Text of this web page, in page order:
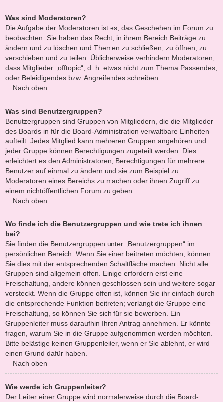
Was sind Moderatoren?
Die Aufgabe der Moderatoren ist es, das Geschehen im Forum zu
beobachten. Sie haben das Recht, in ihrem Bereich Beiträge zu
ändern und zu löschen und Themen zu schließen, zu öffnen, zu
verschieben und zu teilen. Üblicherweise verhindern Moderatoren,
dass Mitglieder „offtopic“, d. h. etwas nicht zum Thema Passendes,
oder Beleidigendes bzw. Angreifendes schreiben.
Nach oben
Was sind Benutzergruppen?
Benutzergruppen sind Gruppen von Mitgliedern, die die Mitglieder
des Boards in für die Board-Administration verwaltbare Einheiten
aufteilt. Jedes Mitglied kann mehreren Gruppen angehören und
jeder Gruppe können Berechtigungen zugeteilt werden. Dies
erleichtert es den Administratoren, Berechtigungen für mehrere
Benutzer auf einmal zu ändern und sie zum Beispiel zu
Moderatoren eines Bereichs zu machen oder ihnen Zugriff zu
einem nichtöffentlichen Forum zu geben.
Nach oben
Wo finde ich die Benutzergruppen und wie trete ich ihnen
bei?
Sie finden die Benutzergruppen unter „Benutzergruppen“ im
persönlichen Bereich. Wenn Sie einer beitreten möchten, können
Sie dies mit der entsprechenden Schaltfläche machen. Nicht alle
Gruppen sind allgemein offen. Einige erfordern erst eine
Freischaltung, andere können geschlossen sein und weitere sogar
versteckt. Wenn die Gruppe offen ist, können Sie ihr einfach durch
die entsprechende Funktion beitreten; verlangt die Gruppe eine
Freischaltung, so können Sie sich für sie bewerben. Ein
Gruppenleiter muss daraufhin Ihren Antrag annehmen. Er könnte
fragen, warum Sie in die Gruppe aufgenommen werden möchten.
Bitte belästige keinen Gruppenleiter, wenn er Sie ablehnt, er wird
einen Grund dafür haben.
Nach oben
Wie werde ich Gruppenleiter?
Der Leiter einer Gruppe wird normalerweise durch die Board-